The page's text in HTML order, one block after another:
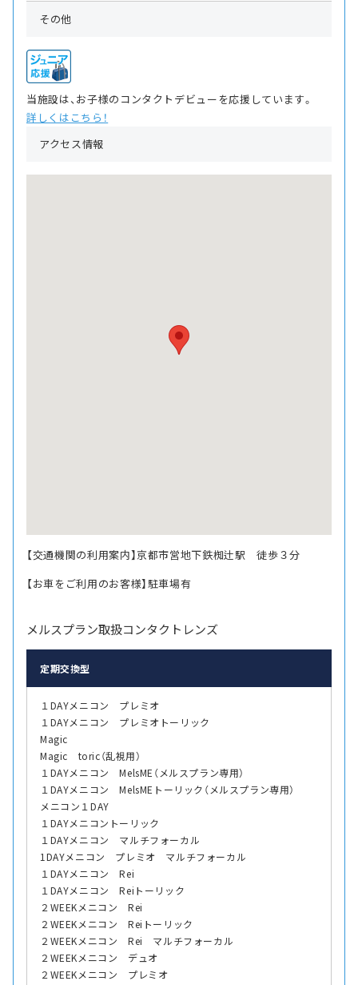
その他
当施設は、お子様のコンタクトデビューを応援しています。
詳しくはこちら！
アクセス情報
【交通機関の利用案内】京都市営地下鉄椥辻駅 徒歩３分
【お車をご利用のお客様】駐車場有
メルスプラン取扱コンタクトレンズ
定期交換型
１DAYメニコン プレミオ
１DAYメニコン プレミオトーリック
Magic
Magic toric（乱視用）
１DAYメニコン MelsME（メルスプラン専用）
１DAYメニコン MelsMEトーリック（メルスプラン専用）
メニコン１DAY
１DAYメニコントーリック
１DAYメニコン マルチフォーカル
1DAYメニコン プレミオ マルチフォーカル
１DAYメニコン Rei
１DAYメニコン Reiトーリック
２WEEKメニコン Rei
２WEEKメニコン Reiトーリック
２WEEKメニコン Rei マルチフォーカル
２WEEKメニコン デュオ
２WEEKメニコン プレミオ